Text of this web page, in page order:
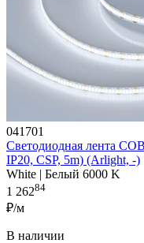
041701
Светодиодная лента
IP20, CSP, 5m) (Arlight, -)
White | Белый 6000 K
1 26284
₽/м
В наличии